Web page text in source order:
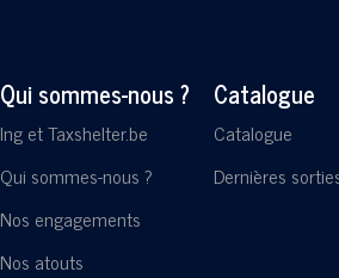
Qui sommes-nous ?
Ing et Taxshelter.be
Qui sommes-nous ?
Nos engagements
Nos atouts
Catalogue
Catalogue
Dernières